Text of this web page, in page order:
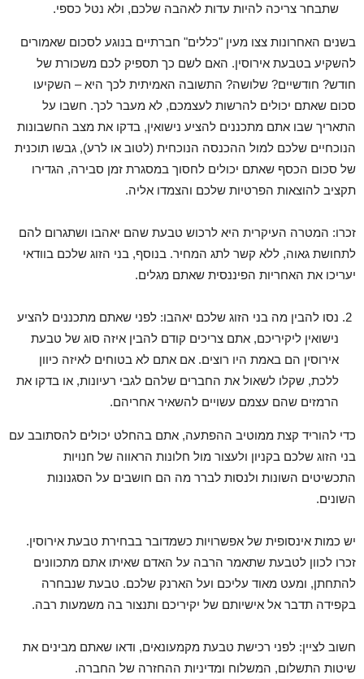
שתבחר צריכה להיות עדות לאהבה שלכם, ולא נטל כספי.
בשנים האחרונות צצו מעין "כללים" חברתיים בנוגע לסכום שאמורים
להשקיע בטבעת אירוסין. האם לשם כך תספיק לכם משכורת של
חודש? חודשיים? שלושה? התשובה האמיתית לכך היא – השקיעו
סכום שאתם יכולים להרשות לעצמכם, לא מעבר לכך. חשבו על
התאריך שבו אתם מתכננים להציע נישואין, בדקו את מצב החשבונות
הנוכחיים שלכם למול ההכנסה הנוכחית (לטוב או לרע), גבשו תוכנית
של סכום הכסף שאתם יכולים לחסוך במסגרת זמן סבירה, הגדירו
תקציב להוצאות הפרטיות שלכם והצמדו אליה.
זכרו: המטרה העיקרית היא לרכוש טבעת שהם יאהבו ושתגרום להם
לתחושת גאוה, ללא קשר לתג המחיר. בנוסף, בני הזוג שלכם בוודאי
יעריכו את האחריות הפיננסית שאתם מגלים.
נסו להבין מה בני הזוג שלכם יאהבו: לפני שאתם מתכננים להציע
נישואין ליקיריכם, אתם צריכים קודם להבין איזה סוג של טבעת
אירוסין הם באמת היו רוצים. אם אתם לא בטוחים לאיזה כיוון
ללכת, שקלו לשאול את החברים שלהם לגבי רעיונות, או בדקו את
הרמזים שהם עצמם עשויים להשאיר אחריהם.
כדי להוריד קצת ממוטיב ההפתעה, אתם בהחלט יכולים להסתובב עם
בני הזוג שלכם בקניון ולעצור מול חלונות הראווה של חנויות
התכשיטים השונות ולנסות לברר מה הם חושבים על הסגנונות
השונים.
יש כמות אינסופית של אפשרויות כשמדובר בבחירת טבעת אירוסין.
זכרו לכוון לטבעת שתאמר הרבה על האדם שאיתו אתם מתכוונים
להתחתן, ומעט מאוד עליכם ועל הארנק שלכם. טבעת שנבחרה
בקפידה תדבר אל אישיותם של יקיריכם ותנצור בה משמעות רבה.
חשוב לציין: לפני רכישת טבעת מקמעונאים, ודאו שאתם מבינים את
שיטות התשלום, המשלוח ומדיניות ההחזרה של החברה.